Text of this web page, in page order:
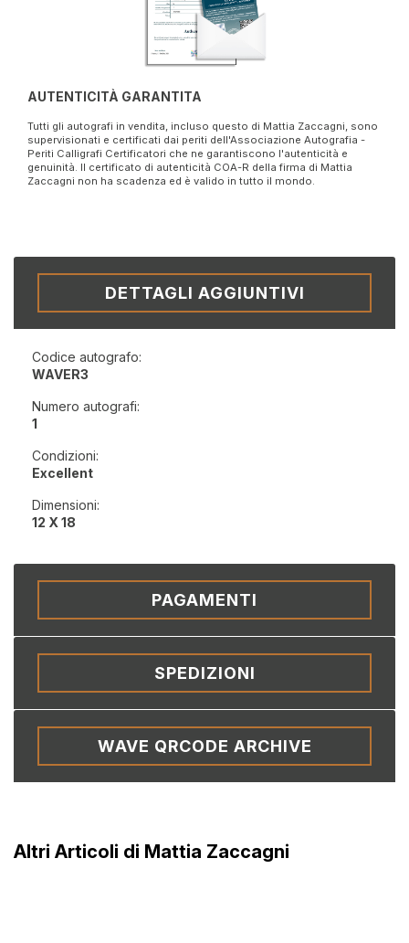
AUTENTICITÀ GARANTITA
Tutti gli autografi in vendita, incluso questo di Mattia Zaccagni, sono
supervisionati e certificati dai periti dell'Associazione Autografia -
Periti Calligrafi Certificatori che ne garantiscono l'autenticità e
genuinità. Il certificato di autenticità COA-R della firma di Mattia
Zaccagni non ha scadenza ed è valido in tutto il mondo.
DETTAGLI AGGIUNTIVI
Codice autografo:
WAVER3
Numero autografi:
1
Condizioni:
Excellent
Dimensioni:
12 X 18
PAGAMENTI
SPEDIZIONI
WAVE QRCODE ARCHIVE
Altri Articoli di Mattia Zaccagni